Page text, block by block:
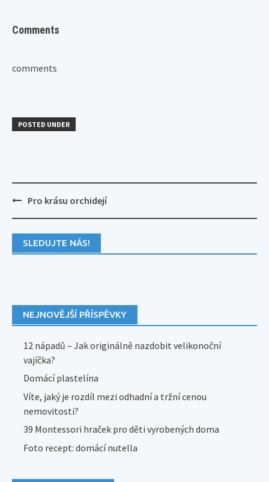
Comments
comments
POSTED UNDER
Post
navigation
Pro krásu orchidejí
SLEDUJTE NÁS!
NEJNOVĚJŠÍ PŘÍSPĚVKY
12 nápadů – Jak originálně nazdobit velikonoční
vajíčka?
Domácí plastelína
Víte, jaký je rozdíl mezi odhadní a tržní cenou
nemovitosti?
39 Montessori hraček pro děti vyrobených doma
Foto recept: domácí nutella